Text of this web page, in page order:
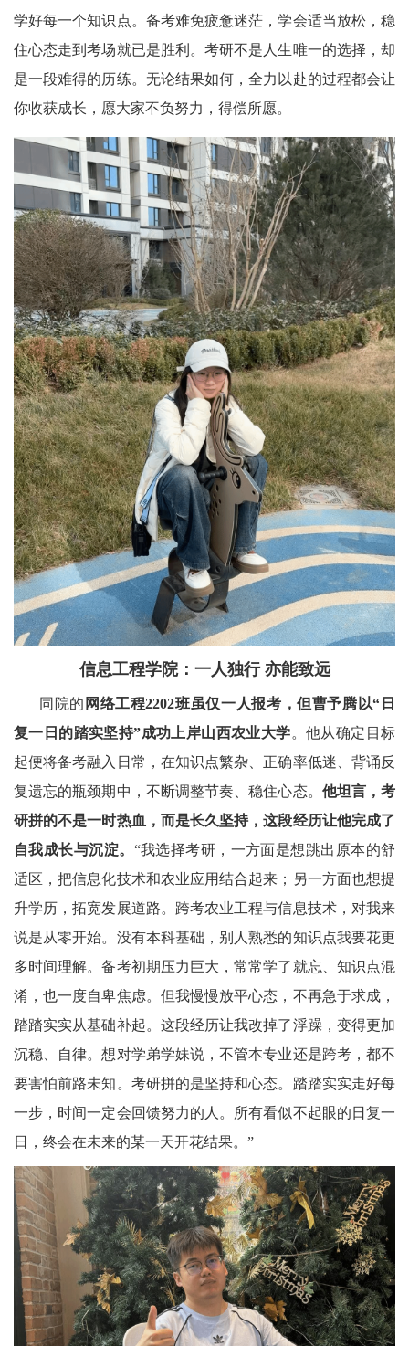
学好每一个知识点。备考难免疲惫迷茫，学会适当放松，稳
住心态走到考场就已是胜利。考研不是人生唯一的选择，却
是一段难得的历练。无论结果如何，全力以赴的过程都会让
你收获成长，愿大家不负努力，得偿所愿。
信息工程学院：一人独行 亦能致远
同院的 网络工程2202班虽仅一人报考，但曹予腾以“日
复一日的踏实坚持”成功上岸山西农业大学。他从确定目标
起便将备考融入日常，在知识点繁杂、正确率低迷、背诵反
复遗忘的瓶颈期中，不断调整节奏、稳住心态。 他坦言，考
研拼的不是一时热血，而是长久坚持，这段经历让他完成了
自我成长与沉淀。 “我选择考研，一方面是想跳出原本的舒
适区，把信息化技术和农业应用结合起来；另一方面也想提
升学历，拓宽发展道路。跨考农业工程与信息技术，对我来
说是从零开始。没有本科基础，别人熟悉的知识点我要花更
多时间理解。备考初期压力巨大，常常学了就忘、知识点混
淆，也一度自卑焦虑。但我慢慢放平心态，不再急于求成，
踏踏实实从基础补起。这段经历让我改掉了浮躁，变得更加
沉稳、自律。想对学弟学妹说，不管本专业还是跨考，都不
要害怕前路未知。考研拼的是坚持和心态。踏踏实实走好每
一步，时间一定会回馈努力的人。
所有看似不起眼的日复一
日，终会在未来的某一天开花结果。”